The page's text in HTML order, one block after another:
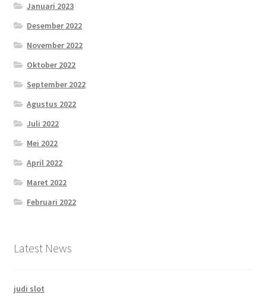
Januari 2023
Desember 2022
November 2022
Oktober 2022
September 2022
Agustus 2022
Juli 2022
Mei 2022
April 2022
Maret 2022
Februari 2022
Latest News
judi slot